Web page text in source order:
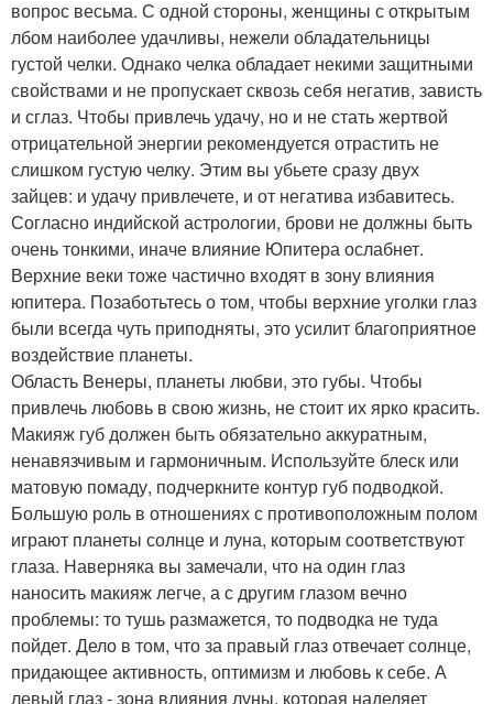
вопрос весьма. С одной стороны, женщины с открытым
лбом наиболее удачливы, нежели обладательницы
густой челки. Однако челка обладает некими защитными
свойствами и не пропускает сквозь себя негатив, зависть
и сглаз. Чтобы привлечь удачу, но и не стать жертвой
отрицательной энергии рекомендуется отрастить не
слишком густую челку. Этим вы убьете сразу двух
зайцев: и удачу привлечете, и от негатива избавитесь.
Согласно индийской астрологии, брови не должны быть
очень тонкими, иначе влияние Юпитера ослабнет.
Верхние веки тоже частично входят в зону влияния
юпитера. Позаботьтесь о том, чтобы верхние уголки глаз
были всегда чуть приподняты, это усилит благоприятное
воздействие планеты.
Область Венеры, планеты любви, это губы. Чтобы
привлечь любовь в свою жизнь, не стоит их ярко красить.
Макияж губ должен быть обязательно аккуратным,
ненавязчивым и гармоничным. Используйте блеск или
матовую помаду, подчеркните контур губ подводкой.
Большую роль в отношениях с противоположным полом
играют планеты солнце и луна, которым соответствуют
глаза. Наверняка вы замечали, что на один глаз
наносить макияж легче, а с другим глазом вечно
проблемы: то тушь размажется, то подводка не туда
пойдет. Дело в том, что за правый глаз отвечает солнце,
придающее активность, оптимизм и любовь к себе. А
левый глаз - зона влияния луны, которая наделяет